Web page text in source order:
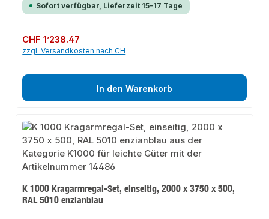
Sofort verfügbar, Lieferzeit 15-17 Tage
Regulärer Preis:
CHF 1’238.47
zzgl. Versandkosten nach CH
In den Warenkorb
K 1000 Kragarmregal-Set, einseitig, 2000 x 3750 x 500,
RAL 5010 enzianblau